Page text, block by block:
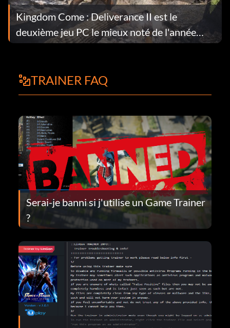
Kingdom Come : Deliverance II est le
deuxième jeu PC le mieux noté de l'année
2025, avec un nombre record de joueurs.
TRAINER FAQ
Serai-je banni si j'utilise un Game Trainer
?